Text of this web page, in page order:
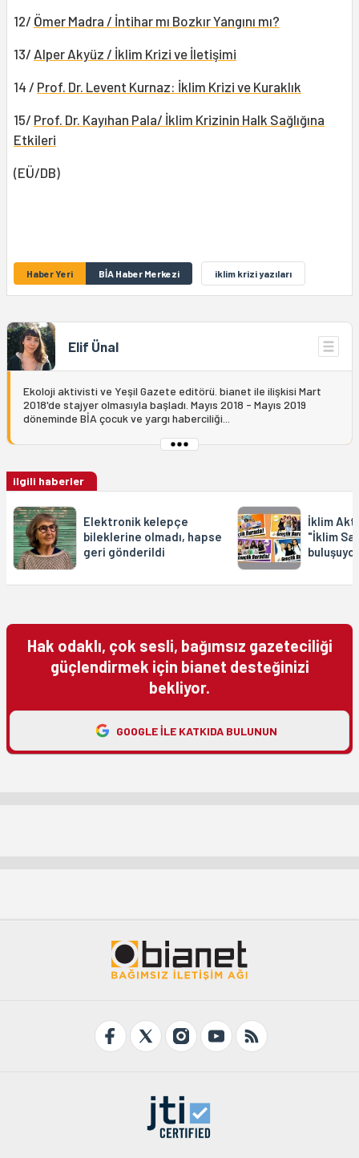
12/ Ömer Madra / İntihar mı Bozkır Yangını mı?
13/ Alper Akyüz / İklim Krizi ve İletişimi
14 / Prof. Dr. Levent Kurnaz: İklim Krizi ve Kuraklık
15/ Prof. Dr. Kayıhan Pala/ İklim Krizinin Halk Sağlığına
Etkileri
(EÜ/DB)
Haber Yeri BİA Haber Merkezi iklim krizi yazıları
Elif Ünal
Ekoloji aktivisti ve Yeşil Gazete editörü. bianet ile ilişkisi Mart
2018'de stajyer olmasıyla başladı. Mayıs 2018 - Mayıs 2019
döneminde BİA çocuk ve yargı haberciliği...
ilgili haberler
Elektronik kelepçe
bileklerine olmadı, hapse
geri gönderildi
İklim
"İklim
buluşuyor
Hak odaklı, çok sesli, bağımsız gazeteciliği
güçlendirmek için bianet desteğinizi
bekliyor.
GOOGLE ILE KATKIDA BULUNUN